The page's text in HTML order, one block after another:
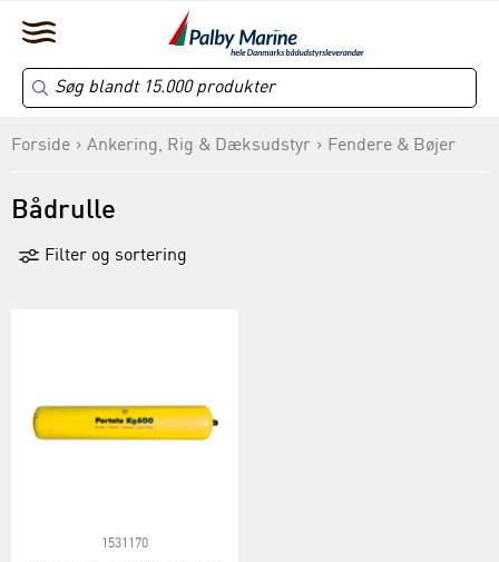
Forside Ankering, Rig & Dæksudstyr Fendere & Bøjer
Bådrulle
Filter og sortering
1531170